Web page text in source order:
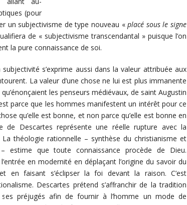
(pour
un subjectivisme de type nouveau «placé sous le signe
de « subjectivisme transcendantal » puisque l’on
la pure connaissance de soi.
s’exprime aussi dans la valeur attribuée aux
La valeur d’une chose ne lui est plus immanente
les penseurs médiévaux, de saint Augustin
parce que les hommes manifestent un intérêt pour ce
qu’elle est bonne, et non parce qu’elle est bonne en
de Descartes représente une réelle rupture avec la
La théologie rationnelle – synthèse du christianisme et
– estime que toute connaissance procède de Dieu.
en modernité en déplaçant l’origine du savoir du
en faisant s’éclipser la foi devant la raison. C’est
Descartes prétend s’affranchir de la tradition
préjugés afin de fournir à l’homme un mode de